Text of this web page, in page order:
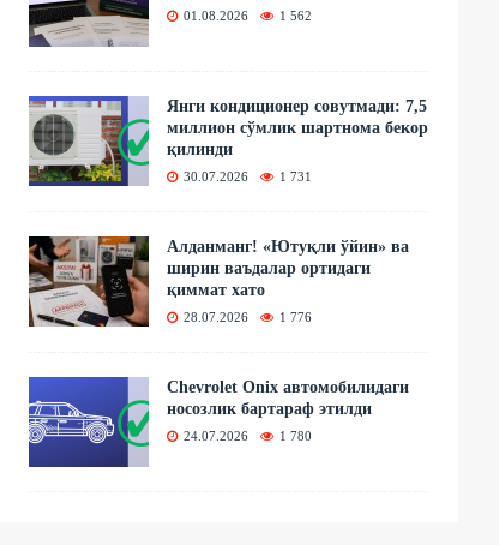
01.08.2026 1 562
Янги кондиционер совутмади: 7,5
миллион сўмлик шартнома бекор
қилинди
30.07.2026 1 731
Алданманг! «Ютуқли ўйин» ва
ширин ваъдалар ортидаги
қиммат хато
28.07.2026 1 776
Chevrolet Onix автомобилидаги
носозлик бартараф этилди
24.07.2026 1 780